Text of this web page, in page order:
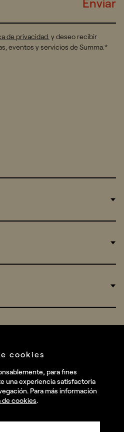
Enviar
de privacidad. y deseo recibir
eventos y servicios de Summa.*
cookies
para fines
una experiencia satisfactoria
Para más información
de cookies.